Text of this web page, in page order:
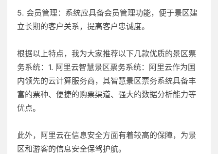
5. 会员管理：系统应具备会员管理功能，便于景区建
立长期的客户关系，提高客户忠诚度。
根据以上特点，我为大家推荐以下几款优质的景区票
务系统：1. 阿里云智慧景区票务系统：阿里云作为国
内领先的云计算服务商，其智慧景区票务系统具备丰
富的票种、便捷的购票渠道、强大的数据分析能力等
优点。
此外，阿里云在信息安全方面有着较高的保障，为景
区和游客的信息安全保驾护航。